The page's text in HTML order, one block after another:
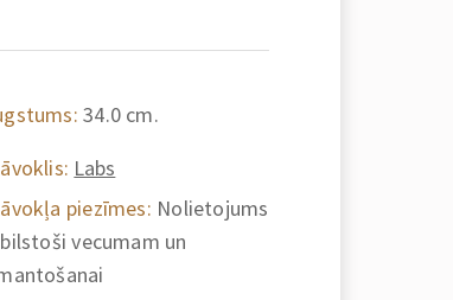
34.0 cm.
Labs
piezīmes: Nolietojums
vecumam un